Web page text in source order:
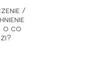
/
o co